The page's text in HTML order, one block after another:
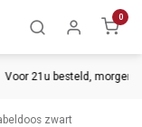
0
21u besteld, morgen in
zwart